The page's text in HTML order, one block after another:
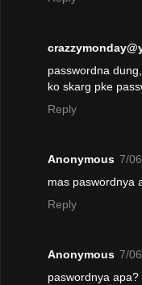
passwordna
ko skarg pke
Reply
Anonymous 7/
mas paswordnya
Reply
Anonymous 7/
paswordnya